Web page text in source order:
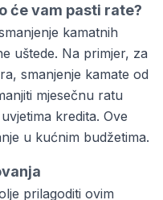
će vam pasti rate?
kamatnih
uštede. Na primjer, za
smanjenje kamate od
mjesečnu ratu
kredita. Ove
u kućnim budžetima.
prilagoditi ovim